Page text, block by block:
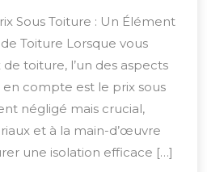
Votre
Budget
Sous Toiture : Un Élément
Toiture Lorsque vous
toiture, l’un des aspects
compte est le prix sous
négligé mais crucial,
et à la main-d’œuvre
une isolation efficace […]